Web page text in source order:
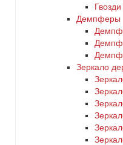
Демпферы
Зеркало